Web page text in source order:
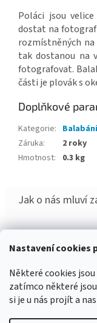
Nastavení cookies
Některé cookies
zatímco některé
si je u nás projít a
Poláci jsou
dostat na
rozmístněných
tak dostanou na
fotografovat.
části je plovák s
Doplňkové
Kategorie: Balabáni
Záruka:
2 roky
Hmotnost: 0.3 kg